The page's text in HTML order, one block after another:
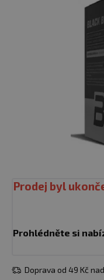
Prodej byl
Prohlédněte si
Doprava od 49 Kč